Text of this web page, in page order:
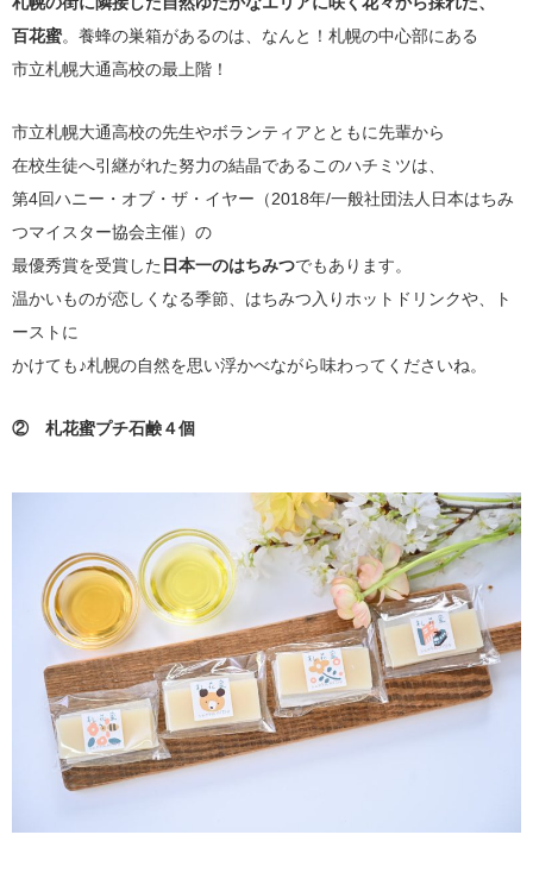
百花蜜。養蜂の巣箱があるのは、なんと！札幌の中心部にある
市立札幌大通高校の最上階！
市立札幌大通高校の先生やボランティアとともに先輩から
在校生徒へ引継がれた努力の結晶であるこのハチミツは、
第4回ハニー・オブ・ザ・イヤー（2018年/一般社団法人日本はちみ
つマイスター協会主催）の
最優秀賞を受賞した 日本一のはちみつでもあります。
温かいものが恋しくなる季節、はちみつ入りホットドリンクや、ト
ーストに
かけても♪札幌の自然を思い浮かべながら味わってくださいね。
② 札花蜜プチ石鹸４個